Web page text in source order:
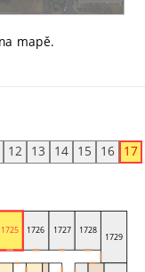
mapě.
12 13 14 15 16
17